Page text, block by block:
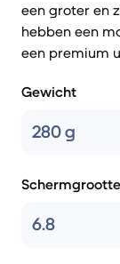
een groter en
hebben een
een premium
Gewicht
280 g
Schermgrootte
6.8